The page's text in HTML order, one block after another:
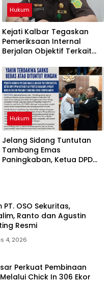
Hukum
Kejati Kalbar Tegaskan
Pemeriksaan Internal
Berjalan Objektif Terkait
Pegawai Kejari Sekadau
Hukum
Jelang Sidang Tuntutan
Tambang Emas
Paningkaban, Ketua DPD
OSO Sekuritas,
Ranto dan Agustin
Resmi
4, 2026
Perkuat Pembinaan
Chick In 306 Ekor